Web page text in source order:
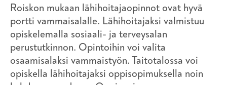
Roiskon mukaan lähihoitajaopinnot ovat hyvä
portti vammaisalalle. Lähihoitajaksi valmistuu
opiskelemalla sosiaali- ja terveysalan
perustutkinnon. Opintoihin voi valita
osaamisalaksi vammaistyön. Taitotalossa voi
opiskella lähihoitajaksi oppisopimuksella noin